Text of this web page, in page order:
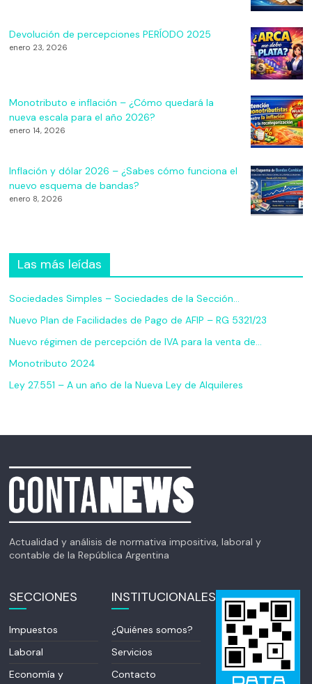
Devolución de percepciones PERÍODO 2025
enero 23, 2026
Monotributo e inflación – ¿Cómo quedará la
nueva escala para el año 2026?
enero 14, 2026
Inflación y dólar 2026 – ¿Sabes cómo funciona el
nuevo esquema de bandas?
enero 8, 2026
Las más leídas
Sociedades Simples – Sociedades de la Sección…
Nuevo Plan de Facilidades de Pago de AFIP – RG 5321/23
Nuevo régimen de percepción de IVA para la venta de…
Monotributo 2024
Ley 27.551 – A un año de la Nueva Ley de Alquileres
Actualidad y análisis de normativa impositiva, laboral y
contable de la República Argentina
SECCIONES
Impuestos
Laboral
Economía y
INSTITUCIONALES
¿Quiénes somos?
Servicios
Contacto